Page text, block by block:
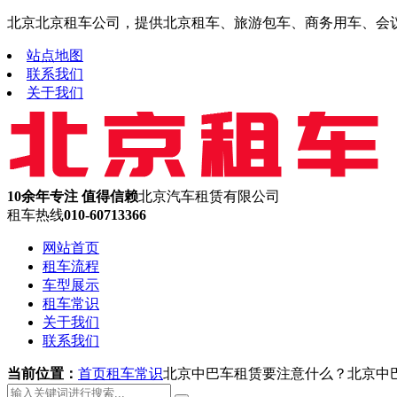
北京北京租车公司，提供北京租车、旅游包车、商务用车、
站点地图
联系我们
关于我们
10余年专注 值得信赖北京汽车租赁有限公司
租车热线010-60713366
网站首页
租车流程
车型展示
租车常识
关于我们
联系我们
当前位置： 首页租车常识北京中巴车租赁要注意什么？北京中